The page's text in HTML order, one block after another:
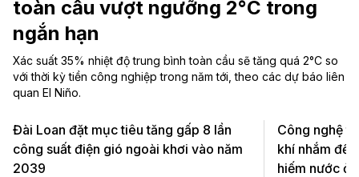
toàn cầu vượt ngưỡng 2°C trong
ngắn hạn
Xác suất 35% nhiệt độ trung bình toàn cầu sẽ tăng quá 2°C so
với thời kỳ tiền công nghiệp trong năm tới, theo các dự báo liên
quan El Niño.
Đài Loan đặt mục tiêu tăng gấp 8 lần
công suất điện gió ngoài khơi vào năm
2039
Công nghệ
khí nhắm
hiếm nước ở